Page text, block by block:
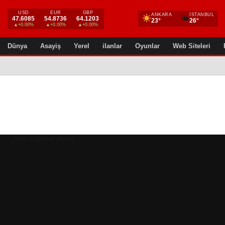
USD
47.6085
▲+0.00%
EUR
54.8736
▲+0.00%
GBP
64.1203
▲+0.00%
ANKARA
23° 🌤 İSTANBUL
26°
Dünya Asayiş Yerel ilanlar Oyunlar Web Siteleri